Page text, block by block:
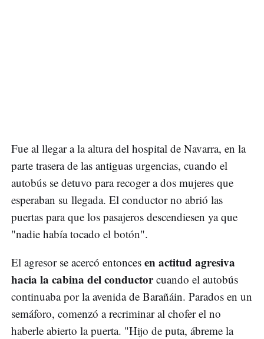
Fue al llegar a la altura del hospital de Navarra, en la
parte trasera de las antiguas urgencias, cuando el
autobús se detuvo para recoger a dos mujeres que
esperaban su llegada. El conductor no abrió las
puertas para que los pasajeros descendiesen ya que
"nadie había tocado el botón".
El agresor se acercó entonces en actitud agresiva
hacia la cabina del conductorcuando el autobús
continuaba por la avenida de Barañáin. Parados en un
semáforo, comenzó a recriminar al chofer el no
haberle abierto la puerta. "Hijo de puta, ábreme la